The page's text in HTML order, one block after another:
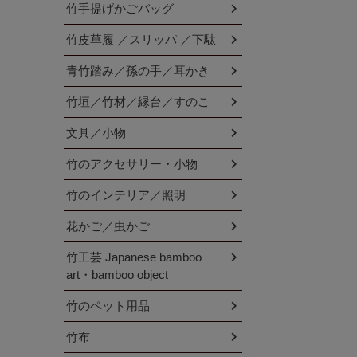
竹手提げかごバッグ
竹皮草履 ／スリッパ ／下駄
青竹踏み／孫の手／耳かき
竹垣／竹材／縁台／すのこ
文具／小物
竹のアクセサリー・小物
竹のインテリア／照明
花かご／虫かご
竹工芸 Japanese bamboo
art・bamboo object
竹のペット用品
竹布